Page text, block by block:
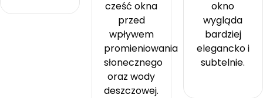
cześć okna
przed
wpływem
promieniowania
słonecznego
oraz wody
deszczowej.
okno
wygląda
bardziej
elegancko i
subtelnie.